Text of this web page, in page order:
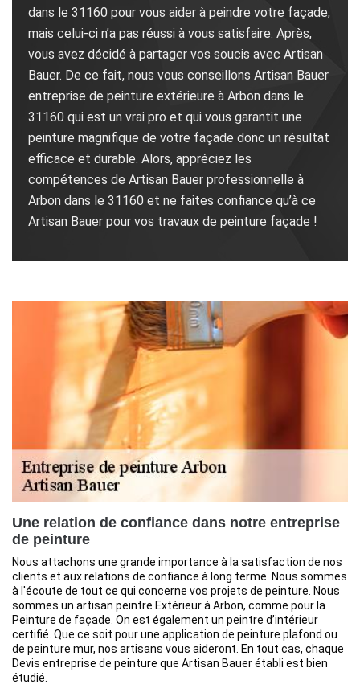
dans le 31160 pour vous aider à peindre votre façade,
mais celui-ci n’a pas réussi à vous satisfaire. Après,
vous avez décidé à partager vos soucis avec Artisan
Bauer. De ce fait, nous vous conseillons Artisan Bauer
entreprise de peinture extérieure à Arbon dans le
31160 qui est un vrai pro et qui vous garantit une
peinture magnifique de votre façade donc un résultat
efficace et durable. Alors, appréciez les
compétences de Artisan Bauer professionnelle à
Arbon dans le 31160 et ne faites confiance qu’à ce
Artisan Bauer pour vos travaux de peinture façade !
Une relation de confiance dans notre entreprise
de peinture
Nous attachons une grande importance à la satisfaction de nos
clients et aux relations de confiance à long terme. Nous sommes
à l'écoute de tout ce qui concerne vos projets de peinture. Nous
sommes un artisan peintre Extérieur à Arbon, comme pour la
Peinture de façade. On est également un peintre d’intérieur
certifié. Que ce soit pour une application de peinture plafond ou
de peinture mur, nos artisans vous aideront. En tout cas, chaque
Devis entreprise de peinture que Artisan Bauer établi est bien
étudié.